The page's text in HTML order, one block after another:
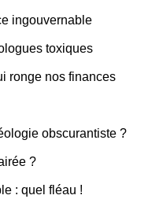
ingouvernable
toxiques
ronge nos finances
obscurantiste ?
?
: quel fléau !